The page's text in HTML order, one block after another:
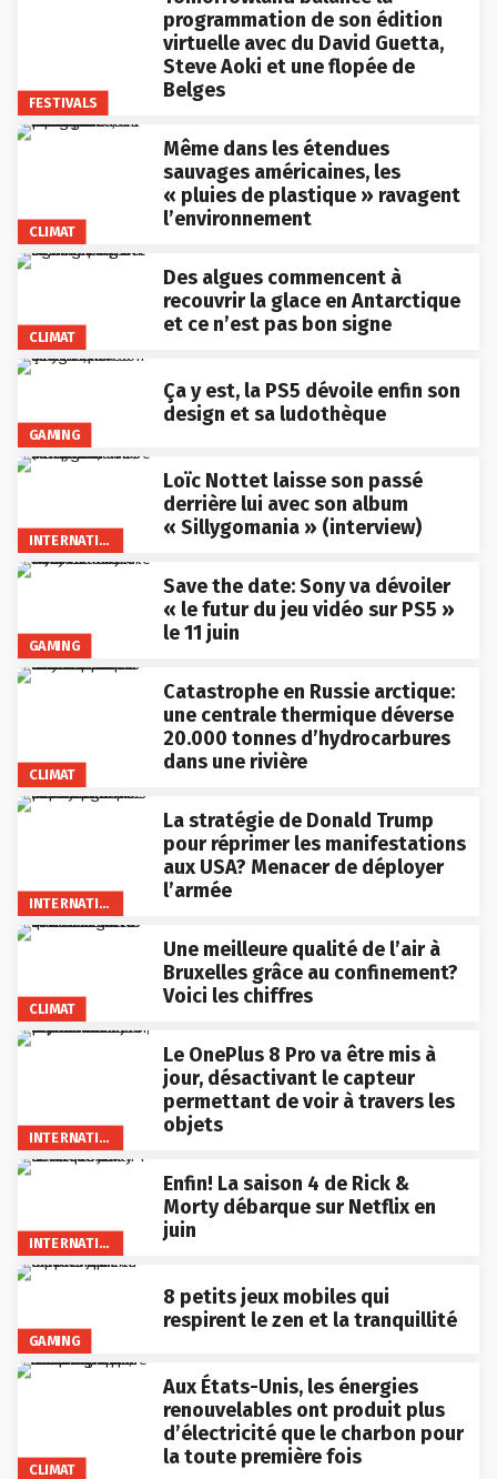
FESTIVALS
programmation de son édition
virtuelle avec du David Guetta,
Steve Aoki et une flopée de
Belges
CLIMAT
Même dans les étendues
sauvages américaines, les
« pluies de plastique » ravagent
l’environnement
CLIMAT
Des algues commencent à
recouvrir la glace en Antarctique
et ce n’est pas bon signe
GAMING
Ça y est, la PS5 dévoile enfin son
design et sa ludothèque
INTERNATIONAL
Loïc Nottet laisse son passé
derrière lui avec son album
« Sillygomania » (interview)
GAMING
Save the date: Sony va dévoiler
« le futur du jeu vidéo sur PS5 »
le 11 juin
CLIMAT
Catastrophe en Russie arctique:
une centrale thermique déverse
20.000 tonnes d’hydrocarbures
dans une rivière
INTERNATIONAL
La stratégie de Donald Trump
pour réprimer les manifestations
aux USA? Menacer de déployer
l’armée
CLIMAT
Une meilleure qualité de l’air à
Bruxelles grâce au confinement?
Voici les chiffres
INTERNATIONAL
Le OnePlus 8 Pro va être mis à
jour, désactivant le capteur
permettant de voir à travers les
objets
INTERNATIONAL
Enfin! La saison 4 de Rick &
Morty débarque sur Netflix en
juin
GAMING
8 petits jeux mobiles qui
respirent le zen et la tranquillité
CLIMAT
Aux États-Unis, les énergies
renouvelables ont produit plus
d’électricité que le charbon pour
la toute première fois